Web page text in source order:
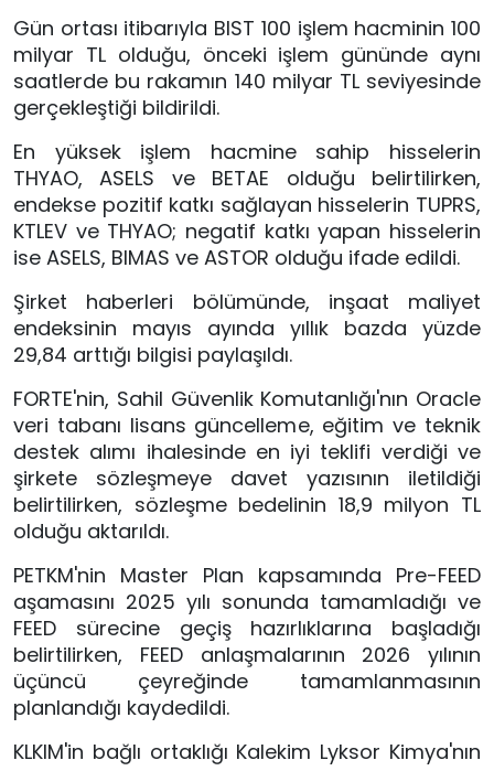
Gün ortası itibarıyla BIST 100 işlem hacminin 100
milyar TL olduğu, önceki işlem gününde aynı
saatlerde bu rakamın 140 milyar TL seviyesinde
gerçekleştiği bildirildi.
En yüksek işlem hacmine sahip hisselerin
THYAO, ASELS ve BETAE olduğu belirtilirken,
endekse pozitif katkı sağlayan hisselerin TUPRS,
KTLEV ve THYAO; negatif katkı yapan hisselerin
ise ASELS, BIMAS ve ASTOR olduğu ifade edildi.
Şirket haberleri bölümünde, inşaat maliyet
endeksinin mayıs ayında yıllık bazda yüzde
29,84 arttığı bilgisi paylaşıldı.
FORTE'nin, Sahil Güvenlik Komutanlığı'nın Oracle
veri tabanı lisans güncelleme, eğitim ve teknik
destek alımı ihalesinde en iyi teklifi verdiği ve
şirkete sözleşmeye davet yazısının iletildiği
belirtilirken, sözleşme bedelinin 18,9 milyon TL
olduğu aktarıldı.
PETKM'nin Master Plan kapsamında Pre-FEED
aşamasını 2025 yılı sonunda tamamladığı ve
FEED sürecine geçiş hazırlıklarına başladığı
belirtilirken, FEED anlaşmalarının 2026 yılının
üçüncü çeyreğinde tamamlanmasının
planlandığı kaydedildi.
KLKIM'in bağlı ortaklığı Kalekim Lyksor Kimya'nın